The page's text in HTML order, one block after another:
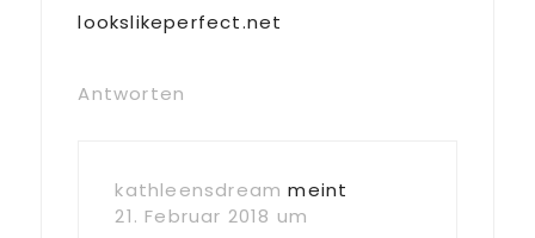
lookslikeperfect.net
Antworten
kathleensdream meint
21. Februar 2018 um